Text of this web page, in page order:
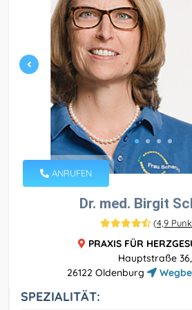
ANRUFEN
Dr. med. Birgit
(4,9
PRAXIS FÜR
Hauptstraße 36,
26122 Oldenburg
SPEZIALITÄT: